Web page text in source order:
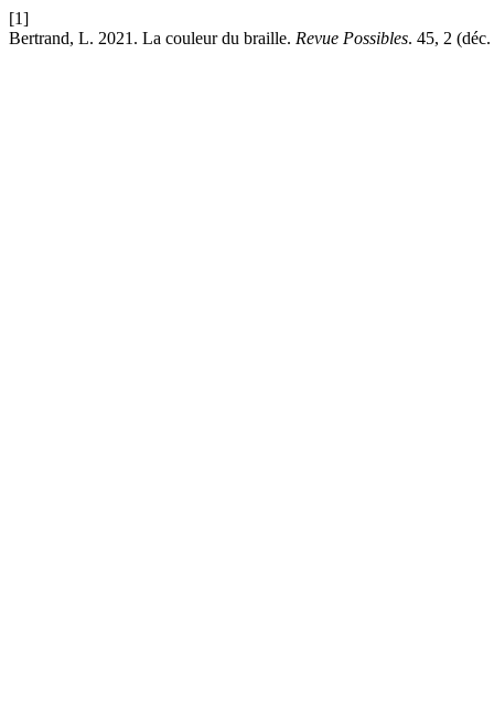
[1]
Bertrand, L. 2021. La couleur du braille. Revue Possibles. 45, 2